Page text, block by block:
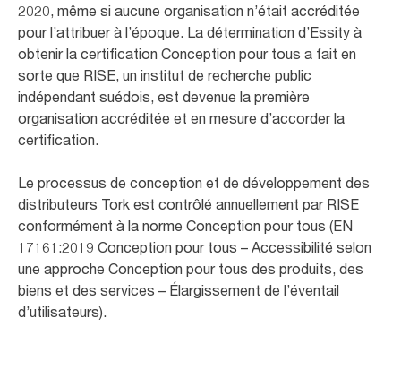
2020, même si aucune organisation n’était accréditée
pour l’attribuer à l’époque. La détermination d’Essity à
obtenir la certification Conception pour tous a fait en
sorte que RISE, un institut de recherche public
indépendant suédois, est devenue la première
organisation accréditée et en mesure d’accorder la
certification. ​
Le processus de conception et de développement des
distributeurs Tork est contrôlé annuellement par RISE
conformément à la norme Conception pour tous (EN
17161:2019 Conception pour tous – Accessibilité selon
une approche Conception pour tous des produits, des
biens et des services – Élargissement de l’éventail
d’utilisateurs). ​